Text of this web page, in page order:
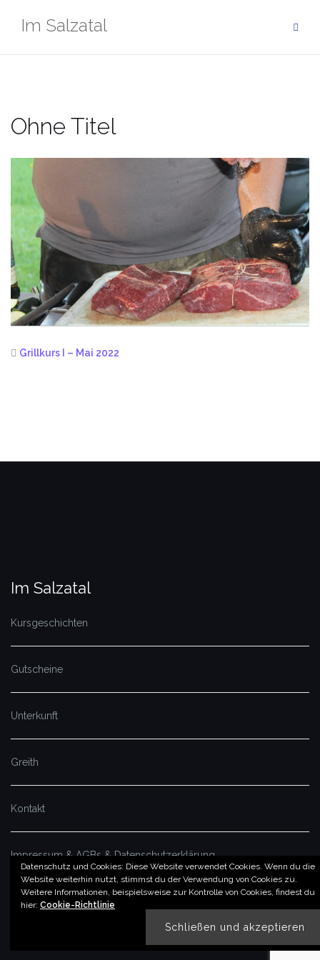
InhaltIm Salzatal
Ohne Titel
Grillkurs I – Mai 2022
Datenschutz und Cookies: Diese Website verwendet Cookies. Wenn du die
Website weiterhin nutzt, stimmst du der Verwendung von Cookies zu.
Weitere Informationen, beispielsweise zur Kontrolle von Cookies, findest du
hier: Cookie-Richtlinie
Im Salzatal
Kursgeschichten
Gutscheine
Unterkunft
Greith
Kontakt
Impressum & AGBs & Datenschutzerklärung
© by imSalzatal.at